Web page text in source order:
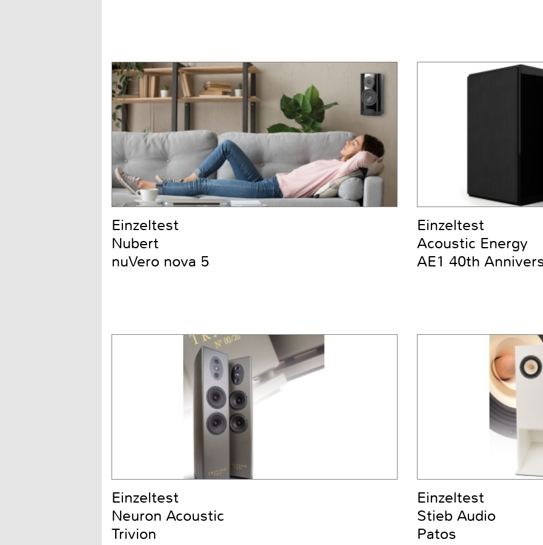
Einzeltest
Nubert
nuVero nova 5
Einzeltest
Acoustic Energy
AE1 40th
Einzeltest
Neuron Acoustic
Trivion
Einzeltest
Stieb Audio
Patos